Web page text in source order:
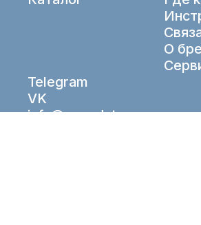
О
Telegram
VK
info@aqueduto.ru